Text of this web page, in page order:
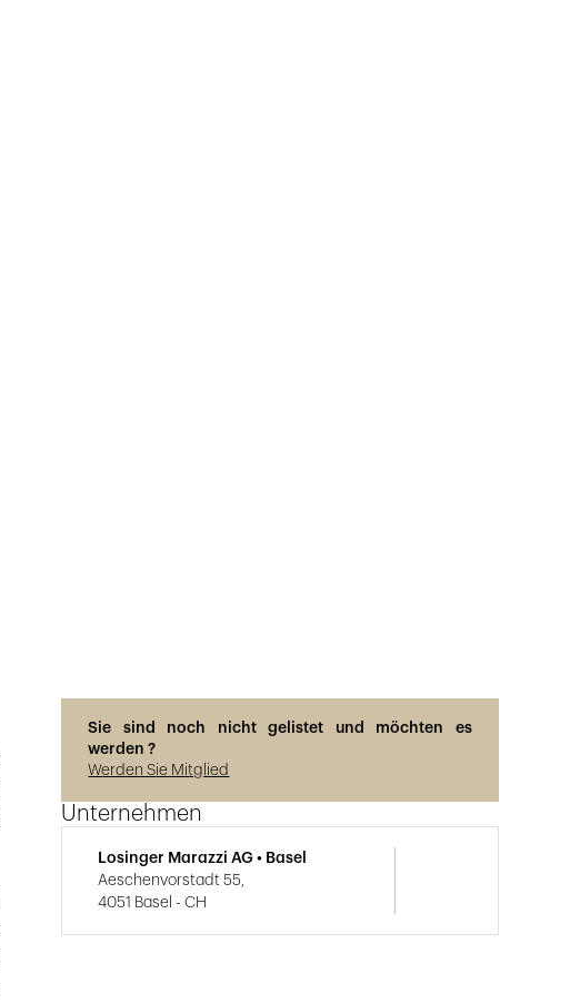
Sie sind noch nicht gelistet und möchten es
werden ?
Werden Sie Mitglied
Unternehmen
Losinger Marazzi AG • Basel
Aeschenvorstadt 55,
4051 Basel - CH